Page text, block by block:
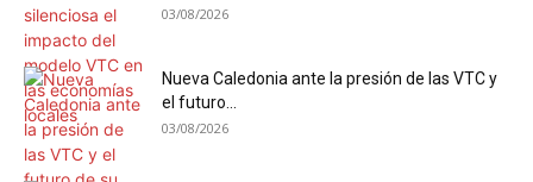
03/08/2026
Nueva Caledonia ante la presión de las VTC y
el futuro...
03/08/2026